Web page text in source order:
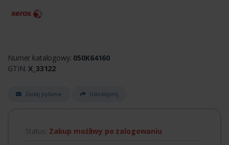
Numer katalogowy: 050K64160
GTIN:X_33122
Zadaj pytanie Udostępnij
Status: Zakup możliwy po zalogowaniu